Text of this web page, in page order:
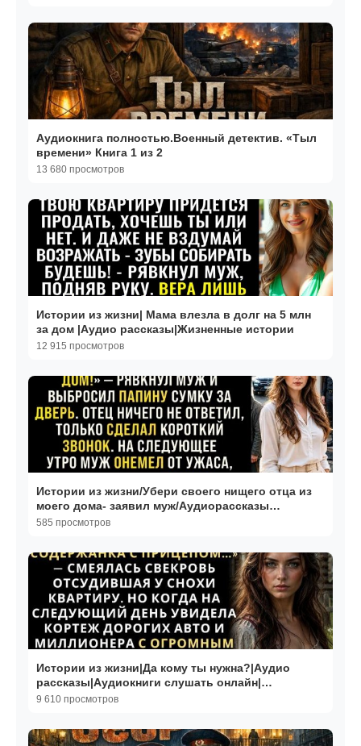
Аудиокнига полностью.Военный детектив. «Тыл
времени» Книга 1 из 2
13 680 просмотров
Истории из жизни| Мама влезла в долг на 5 млн
за дом |Аудио рассказы|Жизненные истории
12 915 просмотров
Истории из жизни/Убери своего нищего отца из
моего дома- заявил муж/Аудиорассказы
жизненные свекровь
585 просмотров
Истории из жизни|Да кому ты нужна?|Аудио
рассказы|Аудиокниги слушать онлайн|
Жизненные истории
9 610 просмотров